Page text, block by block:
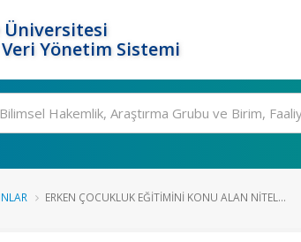
Üniversitesi
Yönetim Sistemi
ERKEN ÇOCUKLUK EĞITIMINI KONU ALAN NITEL...